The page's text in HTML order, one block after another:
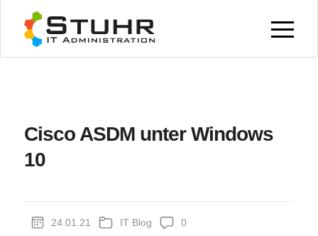
Cisco ASDM unter Windows
10
24.01.21 IT Blog 0